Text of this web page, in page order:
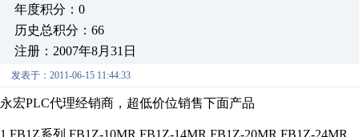
年度积分：0
历史总积分：66
注册：2007年8月31日
发表于：2011-06-15 11:44:33
永宏PLC代理经销商，超低价位销售下面产品
1.FB1Z系列 FB1Z-10MR FB1Z-14MR FB1Z-20MR FB1Z-24MR